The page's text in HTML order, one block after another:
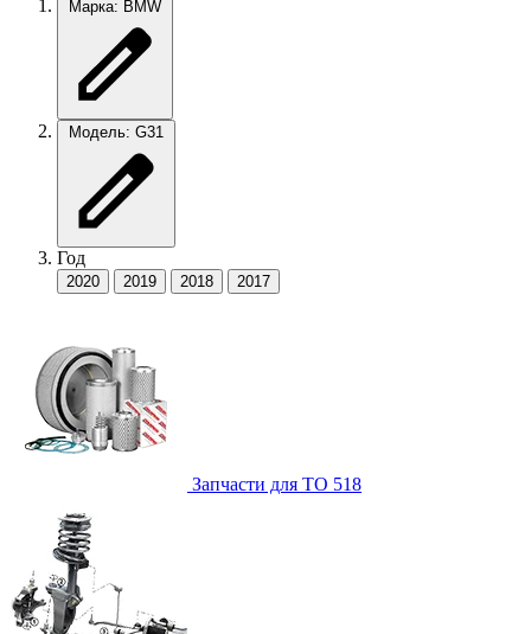
Марка: BMW
Модель: G31
Год
2020 2019 2018 2017
Запчасти для ТО 518